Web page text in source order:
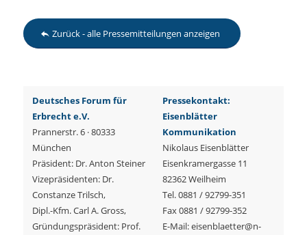
Zurück - alle Pressemitteilungen anzeigen
Deutsches Forum für
Erbrecht e.V.
Prannerstr. 6 · 80333
München
Präsident: Dr. Anton Steiner
Vizepräsidenten: Dr.
Constanze Trilsch,
Dipl.-Kfm. Carl A. Gross,
Gründungspräsident: Prof.
Pressekontakt:
Eisenblätter
Kommunikation
Nikolaus Eisenblätter
Eisenkramergasse 11
82362 Weilheim
Tel. 0881 / 92799-351
Fax 0881 / 92799-352
E-Mail: eisenblaetter@n-